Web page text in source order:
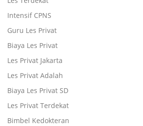
Intensif CPNS
Guru Les Privat
Biaya Les Privat
Les Privat Jakarta
Les Privat Adalah
Biaya Les Privat SD
Les Privat Terdekat
Bimbel Kedokteran